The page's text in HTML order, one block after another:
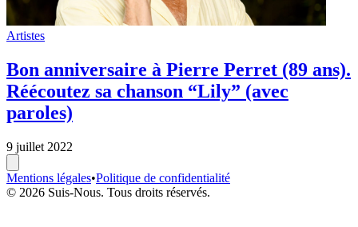
Artistes
Bon anniversaire à Pierre Perret (89 ans).
Réécoutez sa chanson “Lily” (avec
paroles)
9 juillet 2022
Mentions légales•Politique de confidentialité
© 2026 Suis-Nous. Tous droits réservés.